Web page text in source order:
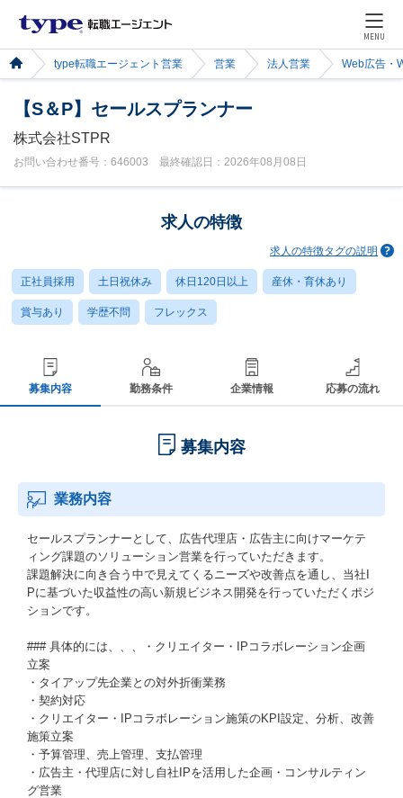
MENU
type転職エージェント営業 営業 法人営業 Web広告・
【S＆P】セールスプランナー
株式会社STPR
お問い合わせ番号：646003 最終確認日：2026年08月08日
求人の特徴
求人の特徴タグの説明
正社員採用 土日祝休み 休日120日以上 産休・育休あり
賞与あり 学歴不問 フレックス
募集内容 勤務条件 企業情報 応募の流れ
募集内容
業務内容
セールスプランナーとして、広告代理店・広告主に向けマーケテ
ィング課題のソリューション営業を行っていただきます。
課題解決に向き合う中で見えてくるニーズや改善点を通し、当社I
Pに基づいた収益性の高い新規ビジネス開発を行っていただくポジ
ションです。
### 具体的には、、、・クリエイター・IPコラボレーション企画
立案
・タイアップ先企業との対外折衝業務
・契約対応
・クリエイター・IPコラボレーション施策のKPI設定、分析、改善
施策立案
・予算管理、売上管理、支払管理
・広告主・代理店に対し自社IPを活用した企画・コンサルティン
グ営業